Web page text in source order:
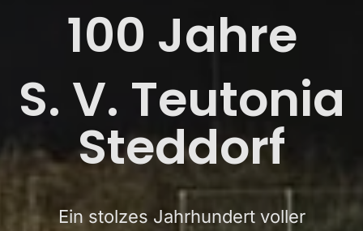
100 Jahre
S. V. Teutonia
Steddorf
Ein stolzes Jahrhundert voller